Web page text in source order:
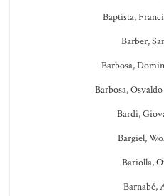
Baptista,
Barber,
Barbosa,
Barbosa,
Bardi,
Bargiel,
Bariolla,
Barnabé,